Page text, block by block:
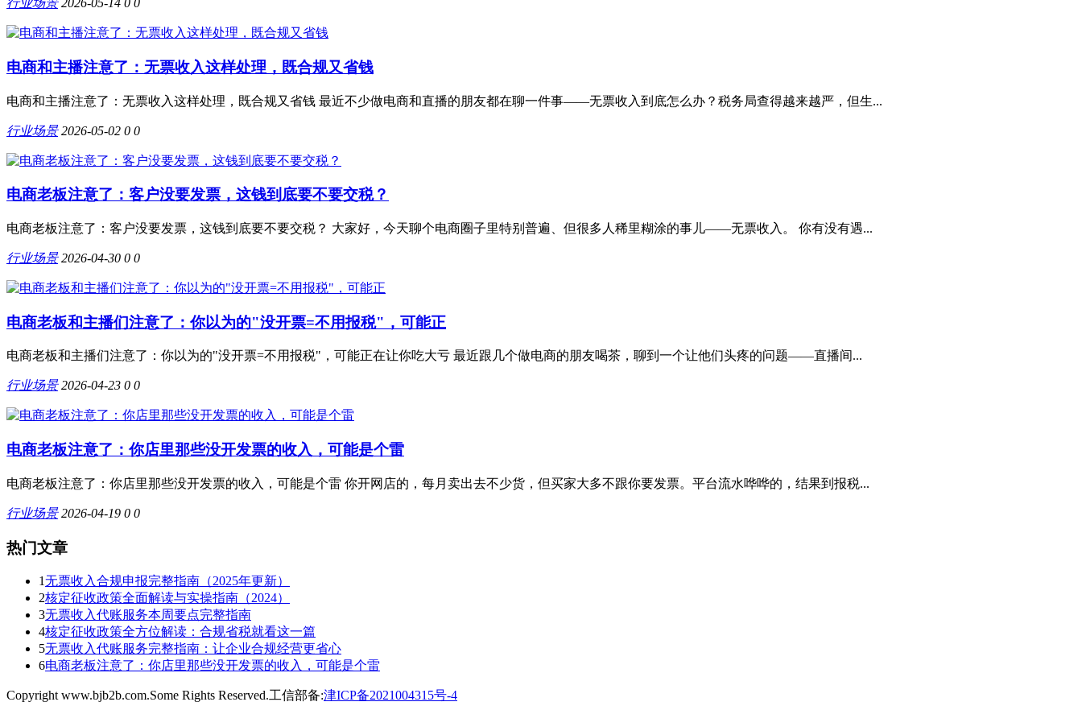
行业场景 2026-05-14 0 0
电商和主播注意了：无票收入这样处理，既合规又省钱
电商和主播注意了：无票收入这样处理，既合规又省钱 最近不少做电商和直播的朋友都在聊一件事——无票收入到底怎么办？税务局查得越来越严，但生...
行业场景 2026-05-02 0 0
电商老板注意了：客户没要发票，这钱到底要不要交税？
电商老板注意了：客户没要发票，这钱到底要不要交税？ 大家好，今天聊个电商圈子里特别普遍、但很多人稀里糊涂的事儿——无票收入。 你有没有遇...
行业场景 2026-04-30 0 0
电商老板和主播们注意了：你以为的"没开票=不用报税"，可能正
电商老板和主播们注意了：你以为的"没开票=不用报税"，可能正在让你吃大亏 最近跟几个做电商的朋友喝茶，聊到一个让他们头疼的问题——直播间...
行业场景 2026-04-23 0 0
电商老板注意了：你店里那些没开发票的收入，可能是个雷
电商老板注意了：你店里那些没开发票的收入，可能是个雷 你开网店的，每月卖出去不少货，但买家大多不跟你要发票。平台流水哗哗的，结果到报税...
行业场景 2026-04-19 0 0
热门文章
1无票收入合规申报完整指南（2025年更新）
2核定征收政策全面解读与实操指南（2024）
3无票收入代账服务本周要点完整指南
4核定征收政策全方位解读：合规省税就看这一篇
5无票收入代账服务完整指南：让企业合规经营更省心
6电商老板注意了：你店里那些没开发票的收入，可能是个雷
Copyright www.bjb2b.com.Some Rights Reserved.工信部备:津ICP备2021004315号-4